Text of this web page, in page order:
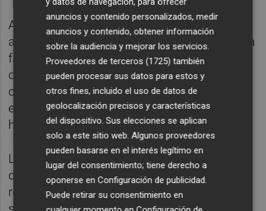
Apenas transcurrido un mes desde el
anuncio oficial del cierre ya se evidenciaba la
falta de planificación y la gestión deficiente
de la Conselleria de Sanidad, cuyas
consecuencias están sufriendo tanto los
empleados como los pacientes del centro,
han resumido.
Los sindicatos han denunciado igualmente
que no se ha presentado un plan de
reubicación adecuado a los representantes
anuncios y contenido personalizados, medir
anuncios y contenido, obtener información
sobre la audiencia y mejorar los servicios.
Proveedores de terceros (1725) también
pueden procesar sus datos para estos y
otros fines, incluido el uso de datos de
geolocalización precisos y características
del dispositivo. Sus elecciones se aplican
solo a este sitio web. Algunos proveedores
pueden basarse en el interés legítimo en
lugar del consentimiento; tiene derecho a
oponerse enConfiguración de publicidad.
Puede retirar su consentimiento en